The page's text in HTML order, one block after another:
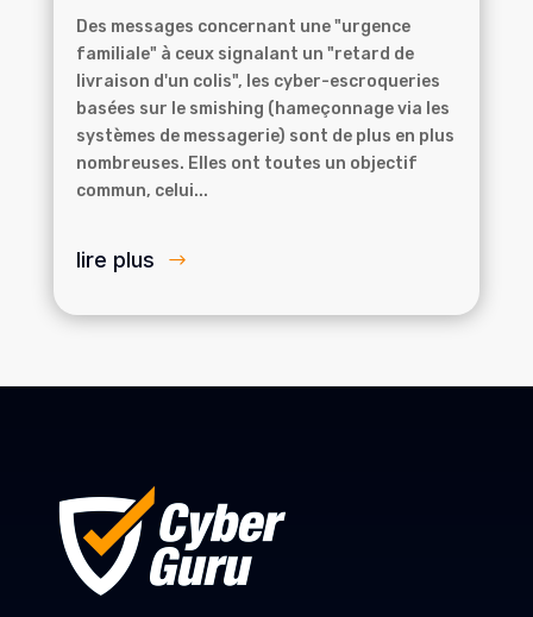
Des messages concernant une "urgence
familiale" à ceux signalant un "retard de
livraison d'un colis", les cyber-escroqueries
basées sur le smishing (hameçonnage via les
systèmes de messagerie) sont de plus en plus
nombreuses. Elles ont toutes un objectif
commun, celui...
lire plus